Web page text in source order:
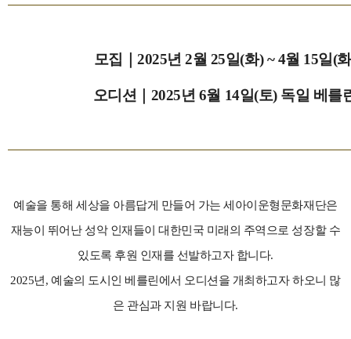
모집｜2025년2월 25일(화) ~ 4월 15일(화
오디션｜ 2025년 6월 14일(토) 독일 베를
예술을 통해 세상을 아름답게 만들어 가는 세아이운형문화재단은
재능이 뛰어난 성악 인재들이 대한민국 미래의 주역으로 성장할 수
있도록 후원 인재를 선발하고자 합니다.
2025년,예술의 도시인 베를린에서 오디션을 개최하고자 하오니 많
은 관심과 지원 바랍니다.